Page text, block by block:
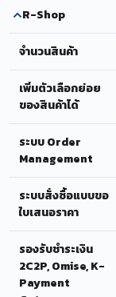
R-Shop
จำนวนสินค้า
เพิ่มตัวเลือกย่อย
ของสินค้าได้
ระบบ Order
Management
ระบบสั่งซื้อแบบขอ
ใบเสนอราคา
รองรับชำระเงิน
2C2P, Omise, K-
Payment